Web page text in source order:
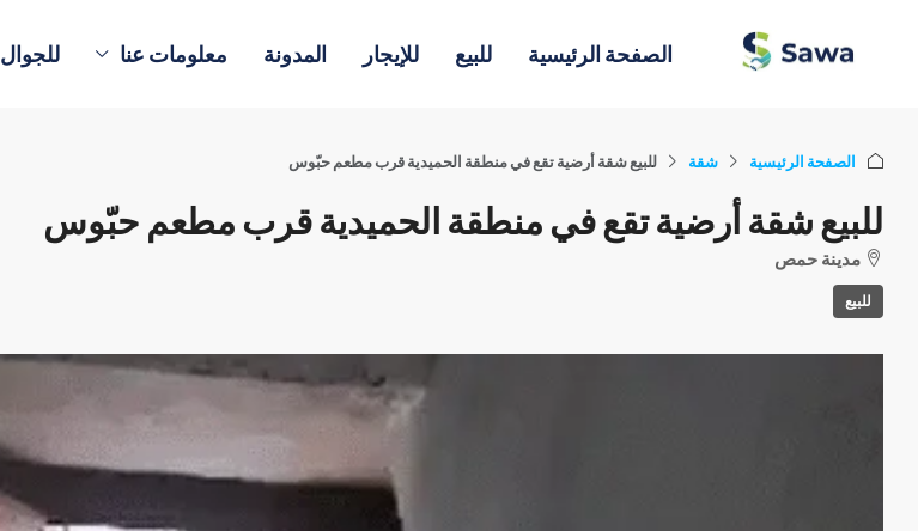
الصفحة الرئيسية للبيع للإيجار المدونة معلومات عنا للجوال
الصفحة الرئيسية شقة للبيع شقة أرضية تقع في منطقة الحميدية قرب مطعم حبّوس
للبيع شقة أرضية تقع في منطقة الحميدية قرب مطعم حبّوس
مدينة حمص
للبيع